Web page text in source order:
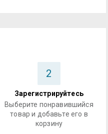
2
Зарегистрируйтесь
Выберите понравившийся
товар и добавьте его в
корзину